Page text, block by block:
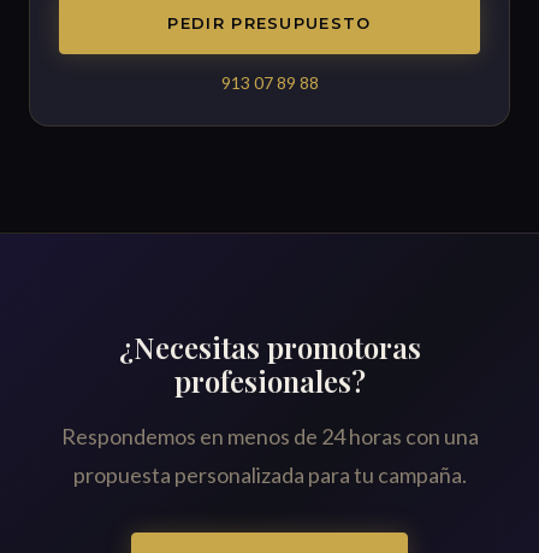
PEDIR PRESUPUESTO
913 07 89 88
¿Necesitas promotoras
profesionales?
Respondemos en menos de 24 horas con una
propuesta personalizada para tu campaña.